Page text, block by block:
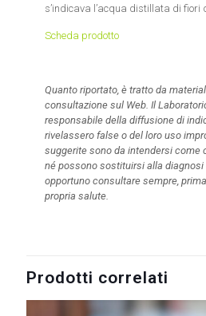
s’indicava l’acqua distillata di fiori
Scheda prodotto
Quanto riportato, è tratto da
consultazione sul Web. Il
responsabile della diffusione di
rivelassero false o del loro uso
suggerite sono da intendersi come
né possono sostituirsi alla diagnosi
opportuno consultare sempre,
propria salute.
Prodotti correlati